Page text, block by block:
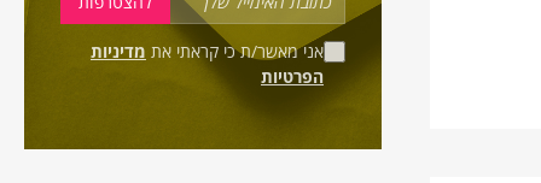
אני מאשר/ת כי קראתי את מדיניות
הפרטיות